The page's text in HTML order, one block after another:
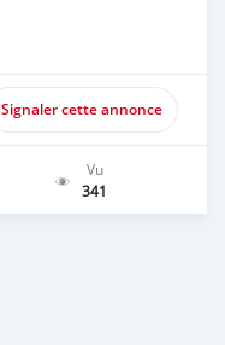
Signaler cette annonce
Vu
341